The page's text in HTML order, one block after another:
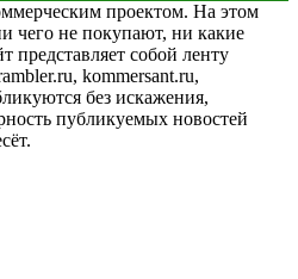
проектом. На этом
чего не покупают, ни какие
представляет собой ленту
kommersant.ru,
без искажения,
публикуемых новостей